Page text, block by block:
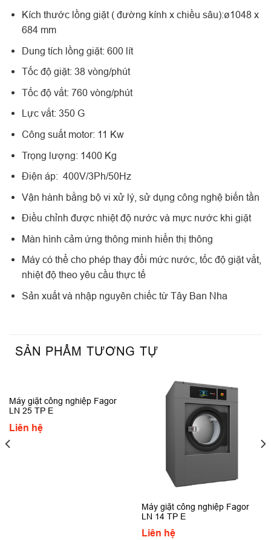
Kích thước lồng giặt ( đường kính x chiều sâu):ø1048 x
684 mm
Dung tích lồng giặt: 600 lít
Tốc độ giặt: 38 vòng/phút
Tốc độ vắt: 760 vòng/phút
Lực vắt: 350 G
Công suất motor: 11 Kw
Trọng lượng: 1400 Kg
Điện áp: 400V/3Ph/50Hz
Vận hành bằng bộ vi xử lý, sử dụng công nghệ biến tần
Điều chỉnh được nhiệt độ nước và mực nước khi giặt
Màn hình cảm ứng thông minh hiển thị thông
Máy có thể cho phép thay đổi mức nước, tốc độ giặt vắt,
nhiệt độ theo yêu cầu thực tế
Sản xuất và nhập nguyên chiếc từ Tây Ban Nha
SẢN PHẨM TƯƠNG TỰ
Máy giặt công nghiệp Fagor
LN 25 TP E
Liên hệ
Máy giặt công nghiệp Fagor
LN 14 TP E
Liên hệ